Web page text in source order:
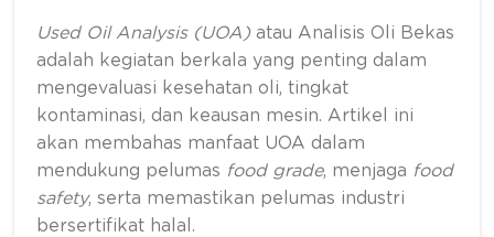
Used Oil Analysis (UOA)atau Analisis Oli Bekas
adalah kegiatan berkala yang penting dalam
mengevaluasi kesehatan oli, tingkat
kontaminasi, dan keausan mesin. Artikel ini
akan membahas manfaat UOA dalam
mendukung pelumas food grade, menjaga food
safety, serta memastikan pelumas industri
bersertifikat halal.